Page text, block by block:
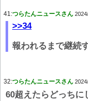
41:つらたんニュースさん
>>34
報われるまで継続
32:つらたんニュースさん
60超えたらどっちに